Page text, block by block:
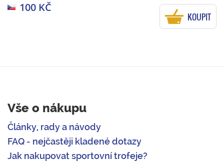
100 KČ
KOUPIT
Vše o nákupu
Články, rady a návody
FAQ - nejčastěji kladené dotazy
Jak nakupovat sportovní trofeje?